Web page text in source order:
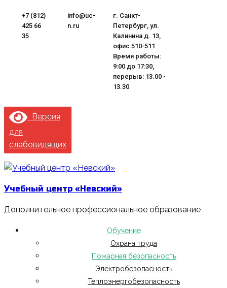
Перейти
содержимому
+7 (812)
425 66
35
info@uc-
n.ru
г. Санкт-
Петербург, ул.
Калинина д. 13,
офис 510-511
Время работы:
9:00 до 17:30,
перерыв: 13.00 -
13.30
Версия
для
слабовидящих
Учебный центр «Невский»
Дополнительное профессиональное образование
Обучение
Охрана труда
Пожарная безопасность
Электробезопасность
Теплоэнергобезопасность